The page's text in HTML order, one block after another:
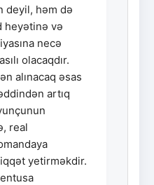
deyil, həm də
heyətinə və
necə
olacaqdır.
alınacaq əsas
artıq
real
yetirməkdir.